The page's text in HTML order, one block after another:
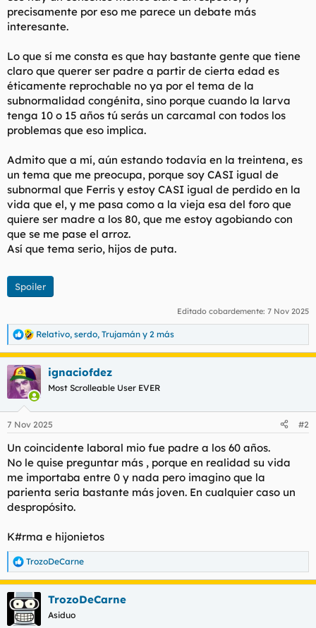
precisamente por eso me parece un debate más
interesante.
Lo que sí me consta es que hay bastante gente que tiene
claro que querer ser padre a partir de cierta edad es
éticamente reprochable no ya por el tema de la
subnormalidad congénita, sino porque cuando la larva
tenga 10 o 15 años tú serás un carcamal con todos los
problemas que eso implica.
Admito que a mí, aún estando todavía en la treintena, es
un tema que me preocupa, porque soy CASI igual de
subnormal que Ferris y estoy CASI igual de perdido en la
vida que el, y me pasa como a la vieja esa del foro que
quiere ser madre a los 80, que me estoy agobiando con
que se me pase el arroz.
Así que tema serio, hijos de puta.
Spoiler
Editado cobardemente: 7 Nov 2025
R
e
a
c
c
i
e
:
Relativo, serdo, Trujamán y 2 más
ignaciofdez
Most Scrolleable User EVER
7 Nov 2025 #2
Un coincidente laboral mio fue padre a los 60 años.
No le quise preguntar más , porque en realidad su vida
me importaba entre 0 y nada pero imagino que la
parienta seria bastante más joven. En cualquier caso un
despropósito.
K#rma e hijonietos
R
e
a
c
c
i
TrozoDeCarne
TrozoDeCarne
Asiduo